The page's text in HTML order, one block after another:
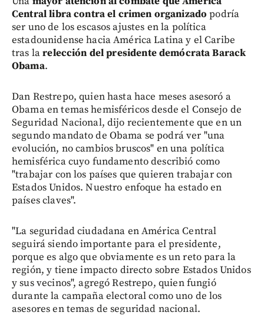
Central libra contra el crimen organizado podría
ser uno de los escasos ajustes en la política
estadounidense hacia América Latina y el Caribe
tras larelección del presidente demócrata Barack
Obama.
Dan Restrepo, quien hasta hace meses asesoró a
Obama en temas hemisféricos desde el Consejo de
Seguridad Nacional, dijo recientemente que en un
segundo mandato de Obama se podrá ver "una
evolución, no cambios bruscos" en una política
hemisférica cuyo fundamento describió como
"trabajar con los países que quieren trabajar con
Estados Unidos. Nuestro enfoque ha estado en
países claves".
"La seguridad ciudadana en América Central
seguirá siendo importante para el presidente,
porque es algo que obviamente es un reto para la
región, y tiene impacto directo sobre Estados Unidos
y sus vecinos", agregó Restrepo, quien fungió
durante la campaña electoral como uno de los
asesores en temas de seguridad nacional.